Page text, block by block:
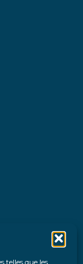
telles que les